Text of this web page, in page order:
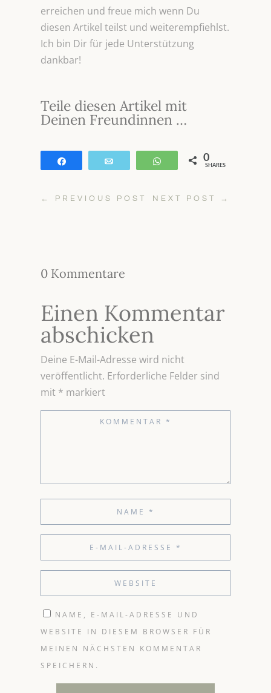
erreichen und freue mich wenn Du
diesen Artikel teilst und weiterempfiehlst.
Ich bin Dir für jede Unterstützung
dankbar!
Teile diesen Artikel mit
Deinen Freundinnen …
WhatsApp
0
SHARES
← PREVIOUS POST NEXT POST →
0 Kommentare
Einen Kommentar
abschicken
Deine E-Mail-Adresse wird nicht
veröffentlicht. Erforderliche Felder sind
mit * markiert
NAME, E-MAIL-ADRESSE UND
WEBSITE IN DIESEM BROWSER FÜR
MEINEN NÄCHSTEN KOMMENTAR
SPEICHERN.